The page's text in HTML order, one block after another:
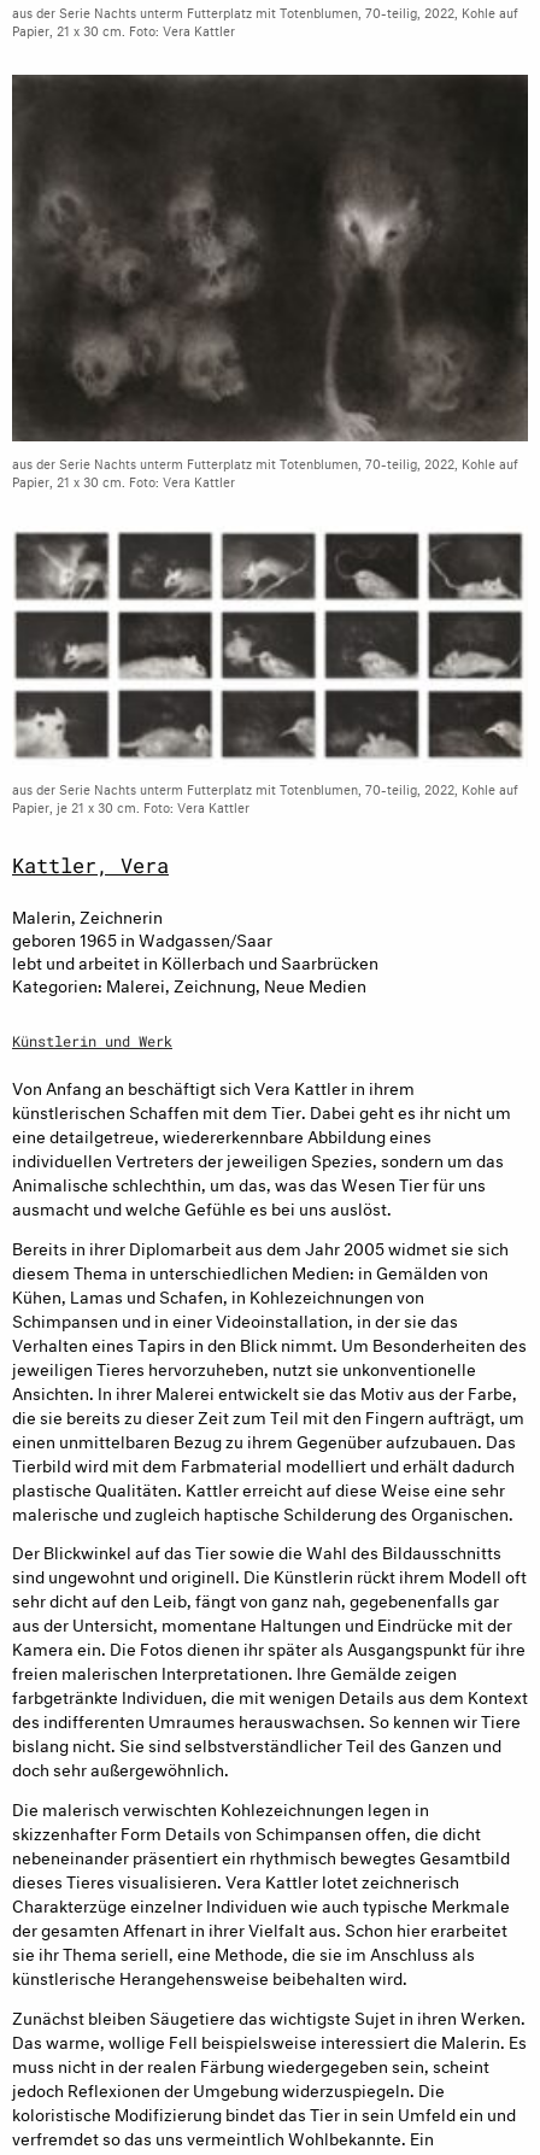
aus der Serie Nachts unterm Futterplatz mit Totenblumen, 70-teilig, 2022, Kohle auf
Papier, 21 x 30 cm. Foto: Vera Kattler
aus der Serie Nachts unterm Futterplatz mit Totenblumen, 70-teilig, 2022, Kohle auf
Papier, 21 x 30 cm. Foto: Vera Kattler
aus der Serie Nachts unterm Futterplatz mit Totenblumen, 70-teilig, 2022, Kohle auf
Papier, je 21 x 30 cm. Foto: Vera Kattler
Kattler, Vera
Malerin, Zeichnerin
geboren 1965 in Wadgassen/Saar
lebt und arbeitet in Köllerbach und Saarbrücken
Kategorien: Malerei, Zeichnung, Neue Medien
Künstlerin und Werk
Von Anfang an beschäftigt sich Vera Kattler in ihrem
künstlerischen Schaffen mit dem Tier. Dabei geht es ihr nicht um
eine detailgetreue, wiedererkennbare Abbildung eines
individuellen Vertreters der jeweiligen Spezies, sondern um das
Animalische schlechthin, um das, was das Wesen Tier für uns
ausmacht und welche Gefühle es bei uns auslöst.
Bereits in ihrer Diplomarbeit aus dem Jahr 2005 widmet sie sich
diesem Thema in unterschiedlichen Medien: in Gemälden von
Kühen, Lamas und Schafen, in Kohlezeichnungen von
Schimpansen und in einer Videoinstallation, in der sie das
Verhalten eines Tapirs in den Blick nimmt. Um Besonderheiten des
jeweiligen Tieres hervorzuheben, nutzt sie unkonventionelle
Ansichten. In ihrer Malerei entwickelt sie das Motiv aus der Farbe,
die sie bereits zu dieser Zeit zum Teil mit den Fingern aufträgt, um
einen unmittelbaren Bezug zu ihrem Gegenüber aufzubauen. Das
Tierbild wird mit dem Farbmaterial modelliert und erhält dadurch
plastische Qualitäten. Kattler erreicht auf diese Weise eine sehr
malerische und zugleich haptische Schilderung des Organischen.
Der Blickwinkel auf das Tier sowie die Wahl des Bildausschnitts
sind ungewohnt und originell. Die Künstlerin rückt ihrem Modell oft
sehr dicht auf den Leib, fängt von ganz nah, gegebenenfalls gar
aus der Untersicht, momentane Haltungen und Eindrücke mit der
Kamera ein. Die Fotos dienen ihr später als Ausgangspunkt für ihre
freien malerischen Interpretationen. Ihre Gemälde zeigen
farbgetränkte Individuen, die mit wenigen Details aus dem Kontext
des indifferenten Umraumes herauswachsen. So kennen wir Tiere
bislang nicht. Sie sind selbstverständlicher Teil des Ganzen und
doch sehr außergewöhnlich.
Die malerisch verwischten Kohlezeichnungen legen in
skizzenhafter Form Details von Schimpansen offen, die dicht
nebeneinander präsentiert ein rhythmisch bewegtes Gesamtbild
dieses Tieres visualisieren. Vera Kattler lotet zeichnerisch
Charakterzüge einzelner Individuen wie auch typische Merkmale
der gesamten Affenart in ihrer Vielfalt aus. Schon hier erarbeitet
sie ihr Thema seriell, eine Methode, die sie im Anschluss als
künstlerische Herangehensweise beibehalten wird.
Zunächst bleiben Säugetiere das wichtigste Sujet in ihren Werken.
Das warme, wollige Fell beispielsweise interessiert die Malerin. Es
muss nicht in der realen Färbung wiedergegeben sein, scheint
jedoch Reflexionen der Umgebung widerzuspiegeln. Die
koloristische Modifizierung bindet das Tier in sein Umfeld ein und
verfremdet so das uns vermeintlich Wohlbekannte. Ein